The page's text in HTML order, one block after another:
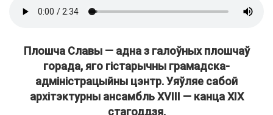
Плошча Славы — адна з галоўных плошчаў
горада, яго гістарычны грамадска-
адміністрацыйны цэнтр. Уяўляе сабой
архітэктурны ансамбль XVIII — канца XIX
стагоддзя.